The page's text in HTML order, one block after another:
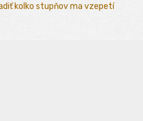
kolko stupňov ma vzepetí